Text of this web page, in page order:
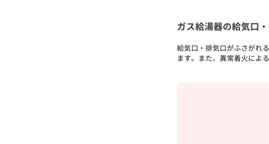
ガス給湯器の給気口
給気口・排気口がふさがれ
ます。また、異常着火によ